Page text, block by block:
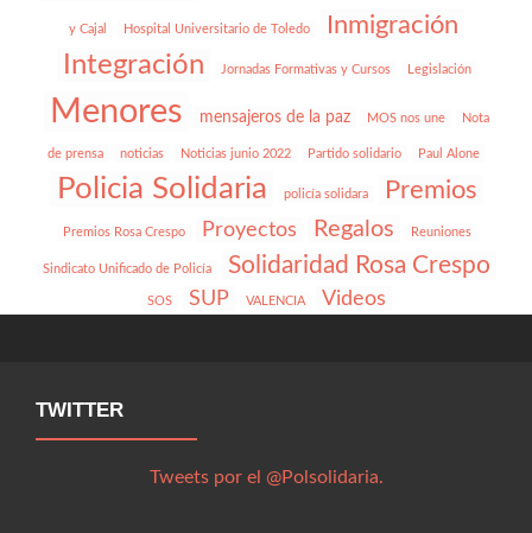
y Cajal Hospital Universitario de Toledo Inmigración
Integración Jornadas Formativas y Cursos Legislación
Menores mensajeros de la paz MOS nos une Nota
de prensa noticias Noticias junio 2022 Partido solidario Paul Alone
Policia Solidaria policía solidara Premios
Premios Rosa Crespo Proyectos Regalos Reuniones
Sindicato Unificado de Policía Solidaridad Rosa Crespo
SOS SUP VALENCIA Videos
TWITTER
Tweets por el @Polsolidaria.